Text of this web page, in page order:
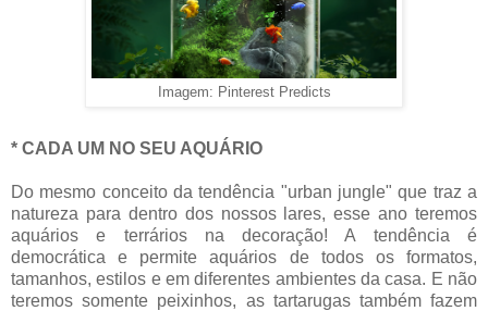
Imagem: Pinterest Predicts
* CADA UM NO SEU AQUÁRIO
Do mesmo conceito da tendência "urban jungle" que traz a
natureza para dentro dos nossos lares, esse ano teremos
aquários e terrários na decoração! A tendência é
democrática e permite aquários de todos os formatos,
tamanhos, estilos e em diferentes ambientes da casa. E não
teremos somente peixinhos, as tartarugas também fazem